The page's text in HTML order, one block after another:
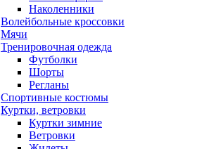
Наколенники
Волейбольные кроссовки
Мячи
Тренировочная одежда
Футболки
Шорты
Регланы
Спортивные костюмы
Куртки, ветровки
Куртки зимние
Ветровки